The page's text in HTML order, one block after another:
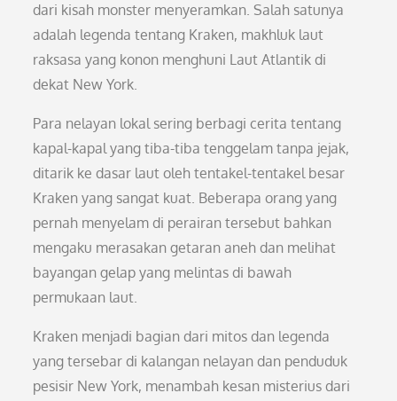
dari kisah monster menyeramkan. Salah satunya
adalah legenda tentang Kraken, makhluk laut
raksasa yang konon menghuni Laut Atlantik di
dekat New York.
Para nelayan lokal sering berbagi cerita tentang
kapal-kapal yang tiba-tiba tenggelam tanpa jejak,
ditarik ke dasar laut oleh tentakel-tentakel besar
Kraken yang sangat kuat. Beberapa orang yang
pernah menyelam di perairan tersebut bahkan
mengaku merasakan getaran aneh dan melihat
bayangan gelap yang melintas di bawah
permukaan laut.
Kraken menjadi bagian dari mitos dan legenda
yang tersebar di kalangan nelayan dan penduduk
pesisir New York, menambah kesan misterius dari